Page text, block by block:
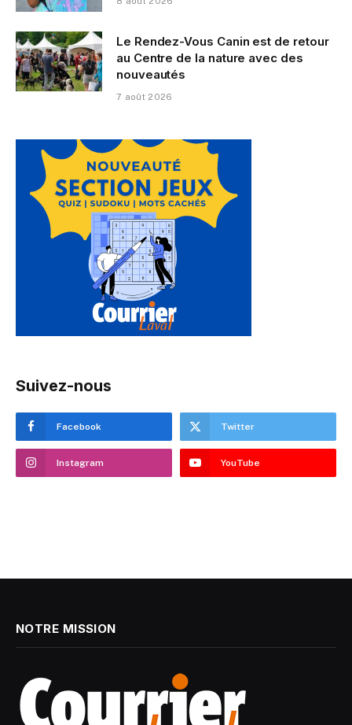
Le Rendez-Vous Canin est de retour
au Centre de la nature avec des
nouveautés
7 août 2026
Suivez-nous
Facebook Twitter
Instagram YouTube
NOTRE MISSION